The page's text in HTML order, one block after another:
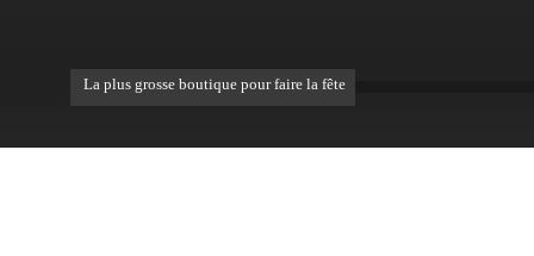
La plus grosse boutique pour faire la fête